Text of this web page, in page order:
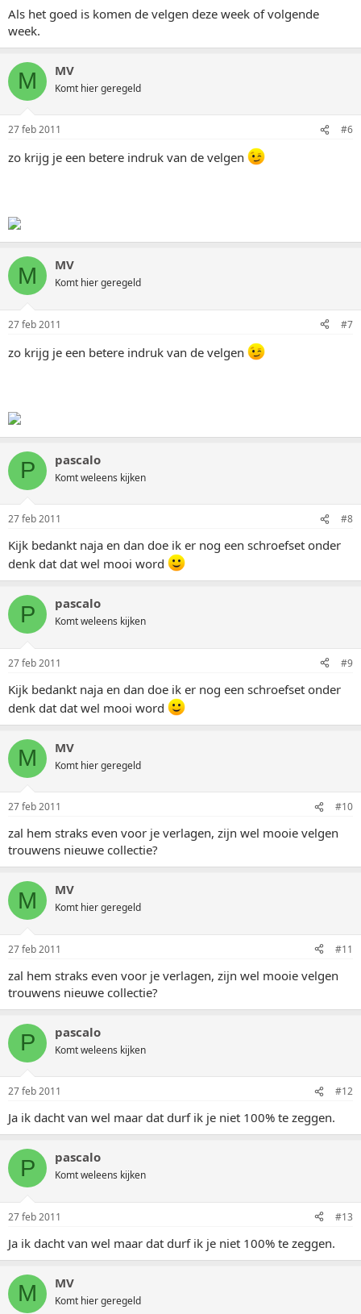
Als het goed is komen de velgen deze week of volgende
week.
M MV
Komt hier geregeld
27 feb 2011 #6
zo krijg je een betere indruk van de velgen
M MV
Komt hier geregeld
27 feb 2011 #7
zo krijg je een betere indruk van de velgen
P pascalo
Komt weleens kijken
27 feb 2011 #8
Kijk bedankt naja en dan doe ik er nog een schroefset onder
denk dat dat wel mooi word
P pascalo
Komt weleens kijken
27 feb 2011 #9
Kijk bedankt naja en dan doe ik er nog een schroefset onder
denk dat dat wel mooi word
M MV
Komt hier geregeld
27 feb 2011 #10
zal hem straks even voor je verlagen, zijn wel mooie velgen
trouwens nieuwe collectie?
M MV
Komt hier geregeld
27 feb 2011 #11
zal hem straks even voor je verlagen, zijn wel mooie velgen
trouwens nieuwe collectie?
P pascalo
Komt weleens kijken
27 feb 2011 #12
Ja ik dacht van wel maar dat durf ik je niet 100% te zeggen.
P pascalo
Komt weleens kijken
27 feb 2011 #13
Ja ik dacht van wel maar dat durf ik je niet 100% te zeggen.
M MV
Komt hier geregeld